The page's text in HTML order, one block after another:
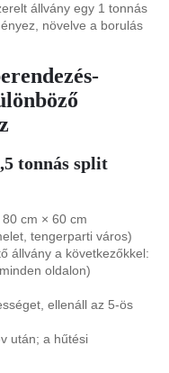
állvány egy 1 tonnás
növelve a borulás
tonnás split
cm × 60 cm
tengerparti város)
állvány a következőkkel:
oldalon)
ellenáll az 5-ös
után; a hűtési